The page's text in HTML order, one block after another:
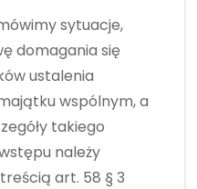
sytuacje,
domagania się
ustalenia
wspólnym, a
takiego
należy
art. 58 § 3